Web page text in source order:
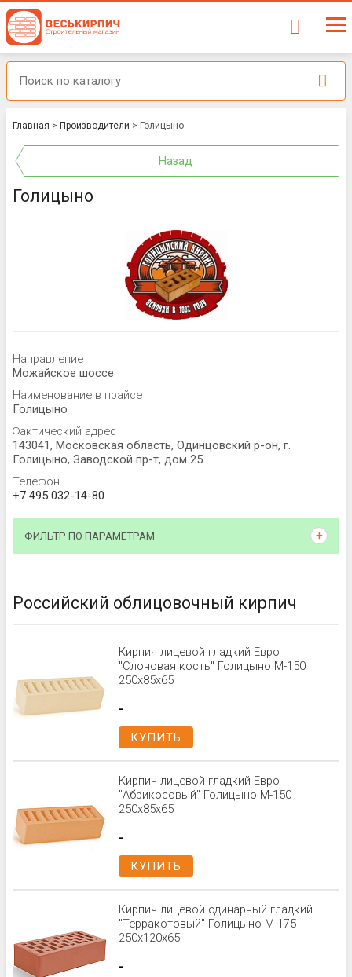
Главная > Производители > Голицыно
Назад
Голицыно
Направление
Можайское шоссе
Наименование в прайсе
Голицыно
Фактический адрес
143041, Московская область, Одинцовский р-он, г.
Голицыно, Заводской пр-т, дом 25
Телефон
+7 495 032-14-80
ФИЛЬТР ПО ПАРАМЕТРАМ
Российский облицовочный кирпич
Кирпич лицевой гладкий Евро
"Слоновая кость" Голицыно М-150
250х85х65
-
КУПИТЬ
Кирпич лицевой гладкий Евро
"Абрикосовый" Голицыно М-150
250х85х65
-
КУПИТЬ
Кирпич лицевой одинарный гладкий
"Терракотовый" Голицыно М-175
250x120x65
-